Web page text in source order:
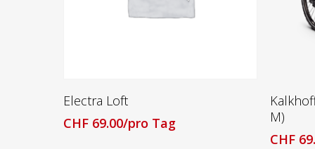
Electra Loft
CHF 69.00/pro Tag
M)
CHF